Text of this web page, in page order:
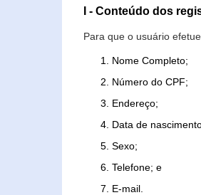
I - Conteúdo dos
Para que o usuário
Nome Completo;
Número do CPF;
Endereço;
Data de
Sexo;
Telefone; e
E-mail.